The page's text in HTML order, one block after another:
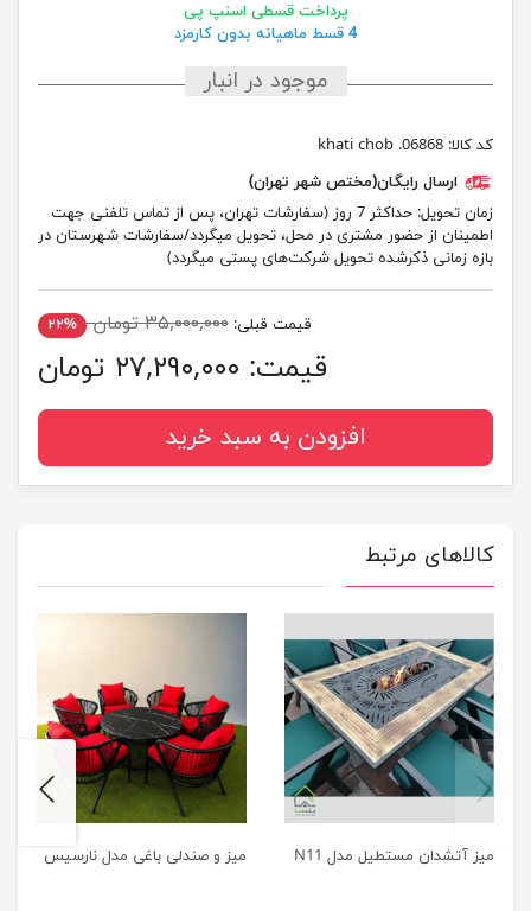
پرداخت قسطی اسنپ پی
4 قسط ماهیانه بدون کارمزد
موجود در انبار
کد کالا: khati chob .06868
ارسال رایگان(مختص شهر تهران)
زمان تحویل:
حداکثر 7 روز (سفارشات تهران، پس از تماس تلفنی جهت
اطمینان از حضور مشتری در محل، تحویل میگردد/سفارشات شهرستان در
بازه زمانی ذکرشده تحویل شرکت‌های پستی میگردد)
قیمت قبلی: ۳۵,۰۰۰,۰۰۰ تومان ۲۲%
قیمت: ۲۷,۲۹۰,۰۰۰ تومان
افزودن به سبد خرید
کالاهای مرتبط
میز آتشدان مستطیل مدل N11 میز و صندلی باغی مدل نارسیس
previus